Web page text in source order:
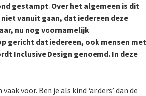
gestampt. Over het algemeen is dit
vanuit gaan, dat iedereen deze
nu nog voornamelijk
gericht dat iedereen, ook mensen met
Inclusive Design genoemd. In deze
voor. Ben je als kind ‘anders’ dan de